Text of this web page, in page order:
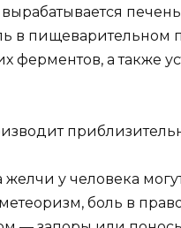
в пищеварительном
ферментов, а также
у человека
боль в